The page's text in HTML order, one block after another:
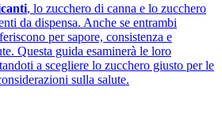
, lo zucchero di canna e lo zucchero
da dispensa. Anche se entrambi
per sapore, consistenza e
Questa guida esaminerà le loro
a scegliere lo zucchero giusto per le
sulla salute.